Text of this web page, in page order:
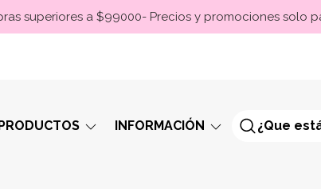
superiores a $99000- Precios y promociones solo
INFORMACIÓN